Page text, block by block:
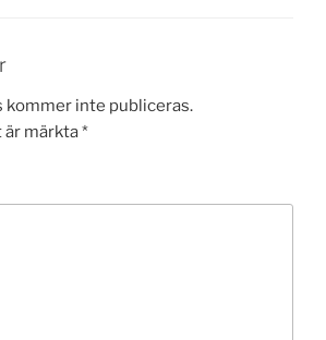
kommer inte publiceras.
är märkta*